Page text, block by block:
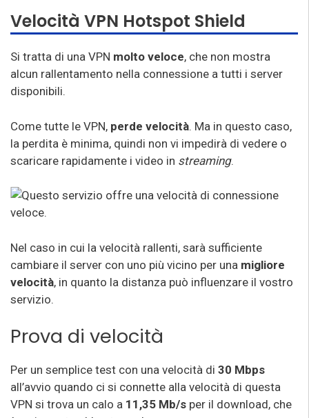
Velocità VPN Hotspot Shield
Si tratta di una VPN molto veloce, che non mostra
alcun rallentamento nella connessione a tutti i server
disponibili.
Come tutte le VPN, perde velocità. Ma in questo caso,
la perdita è minima, quindi non vi impedirà di vedere o
scaricare rapidamente i video in streaming.
Nel caso in cui la velocità rallenti, sarà sufficiente
cambiare il server con uno più vicino per una migliore
velocità, in quanto la distanza può influenzare il vostro
servizio.
Prova di velocità
Per un semplice test con una velocità di 30 Mbps
all’avvio quando ci si connette alla velocità di questa
VPN si trova un calo a 11,35 Mb/s per il download, che